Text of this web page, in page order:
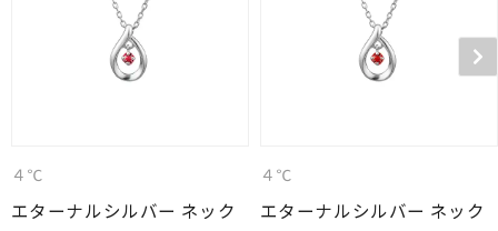
４℃
エターナルシルバー ネック
４℃
エターナルシルバー ネック